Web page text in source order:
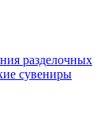
разделочных
сувениры